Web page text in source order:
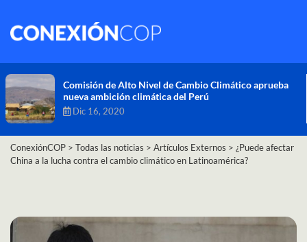
Comisión de Alto Nivel de Cambio Climático aprueba
nueva ambición climática del Perú
Dic 16, 2020
ConexiónCOP > Todas las noticias > Artículos Externos > ¿Puede afectar
China a la lucha contra el cambio climático en Latinoamérica?